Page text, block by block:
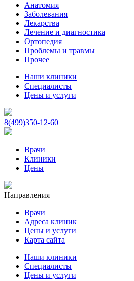
Анатомия
Заболевания
Лекарства
Лечение и диагностика
Ортопедия
Проблемы и травмы
Прочее
Наши клиники
Специалисты
Цены и услуги
8(499)350-12-60
Врачи
Клиники
Цены
Направления
Врачи
Адреса клиник
Цены и услуги
Карта сайта
Наши клиники
Специалисты
Цены и услуги